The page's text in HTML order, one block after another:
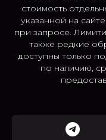
стоимость
указанной на
при запросе.
также редкие
доступны только
по наличию,